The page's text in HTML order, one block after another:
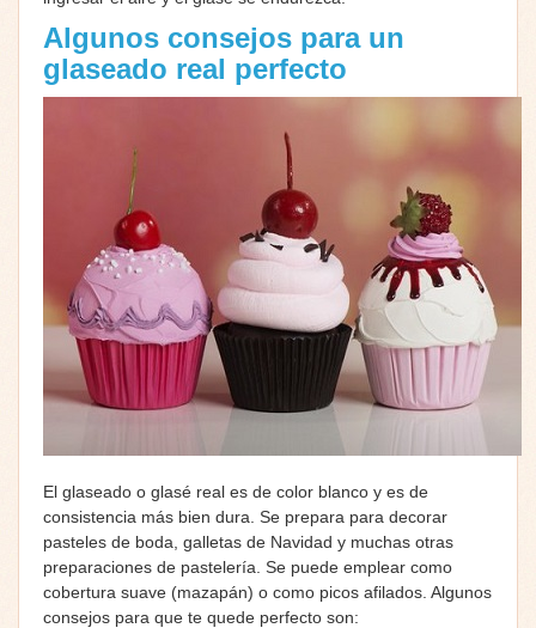
Algunos consejos para un
glaseado real perfecto
El glaseado o glasé real es de color blanco y es de
consistencia más bien dura. Se prepara para decorar
pasteles de boda, galletas de Navidad y muchas otras
preparaciones de pastelería. Se puede emplear como
cobertura suave (mazapán) o como picos afilados. Algunos
consejos para que te quede perfecto son: